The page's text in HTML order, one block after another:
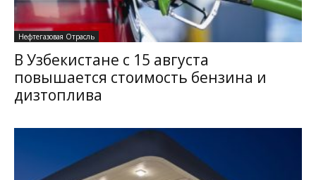
Нефтегазовая Отрасль
В Узбекистане с 15 августа
повышается стоимость бензина и
дизтоплива